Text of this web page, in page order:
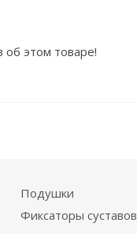
об этом товаре!
Подушки
Фиксаторы суставов